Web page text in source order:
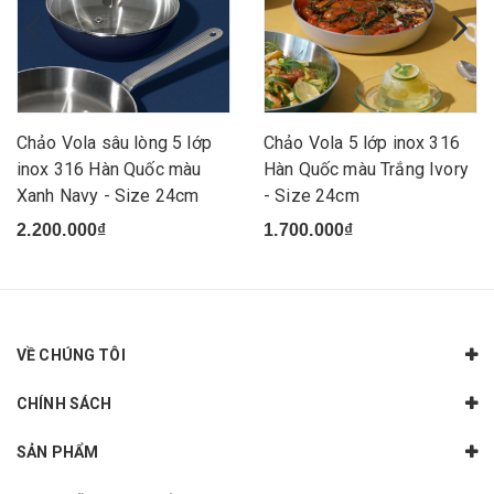
Chảo Vola sâu lòng 5 lớp
inox 316 Hàn Quốc màu
Xanh Navy - Size 24cm
2.200.000₫
Chảo Vola 5 lớp inox 316
Hàn Quốc màu Trắng Ivory
- Size 24cm
1.700.000₫
VỀ CHÚNG TÔI
CHÍNH SÁCH
SẢN PHẨM